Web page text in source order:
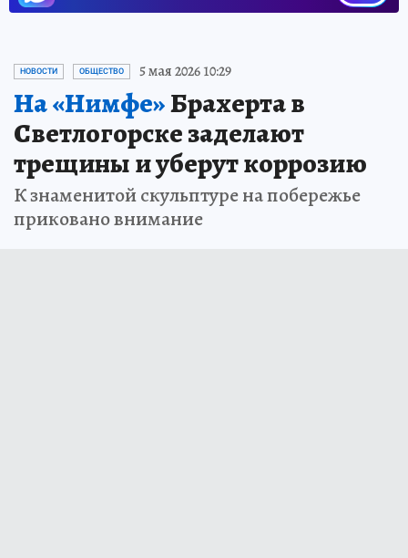
НОВОСТИ ОБЩЕСТВО 5 мая 2026 10:29
На «Нимфе»Брахерта в
Светлогорске заделают
трещины и уберут коррозию
К знаменитой скульптуре на побережье
приковано внимание